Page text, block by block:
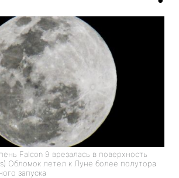
Falcon 9 врезалась в поверхность
Обломок летел к Луне более полутора
запуска